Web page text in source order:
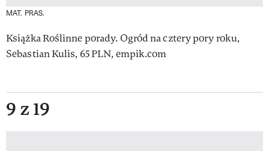
MAT. PRAS.
Książka Roślinne porady. Ogród na cztery pory roku,
Sebastian Kulis, 65 PLN, empik.com
9 z 19